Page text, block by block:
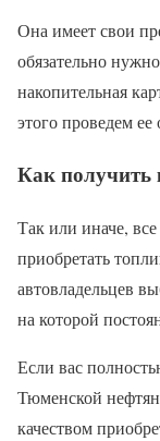
Она имеет свои
обязательно
накопительная
этого проведем ее
Как получить
Так или иначе,
приобретать
автовладельцев
на которой
Если вас
Тюменской
качеством